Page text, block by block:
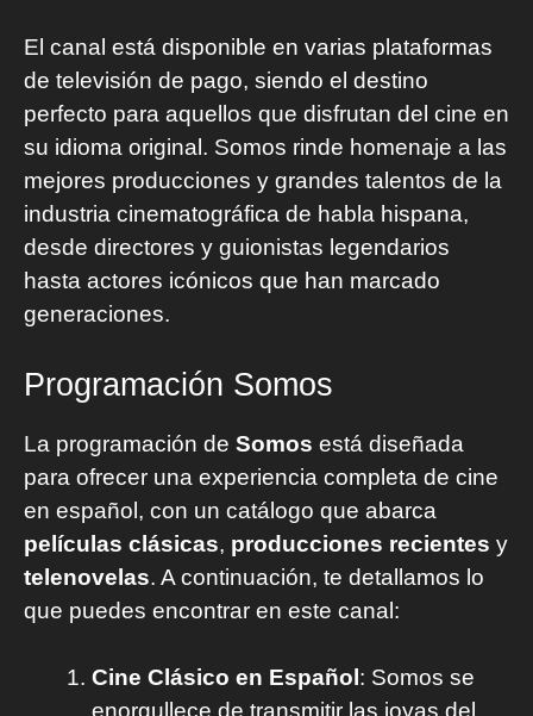
El canal está disponible en varias plataformas
de televisión de pago, siendo el destino
perfecto para aquellos que disfrutan del cine en
su idioma original. Somos rinde homenaje a las
mejores producciones y grandes talentos de la
industria cinematográfica de habla hispana,
desde directores y guionistas legendarios
hasta actores icónicos que han marcado
generaciones.
Programación Somos
La programación de Somos está diseñada
para ofrecer una experiencia completa de cine
en español, con un catálogo que abarca
películas clásicas, producciones recientes y
telenovelas. A continuación, te detallamos lo
que puedes encontrar en este canal:
Cine Clásico en Español : Somos se
enorgullece de transmitir las joyas del